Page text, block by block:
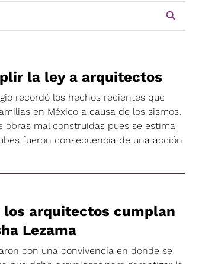
la ley a arquitectos
recordó los hechos recientes que
en México a causa de los sismos,
obras mal construidas pues se estima
fueron consecuencia de una acción
los arquitectos cumplan
Lezama
con una convivencia en donde se